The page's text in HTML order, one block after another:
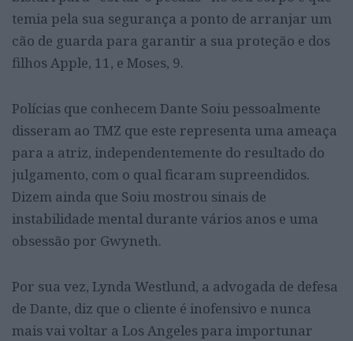
temia pela sua segurança a ponto de arranjar um
cão de guarda para garantir a sua proteção e dos
filhos Apple, 11, e Moses, 9.
Polícias que conhecem Dante Soiu pessoalmente
disseram ao TMZ que este representa uma ameaça
para a atriz, independentemente do resultado do
julgamento, com o qual ficaram supreendidos.
Dizem ainda que Soiu mostrou sinais de
instabilidade mental durante vários anos e uma
obsessão por Gwyneth.
Por sua vez, Lynda Westlund, a advogada de defesa
de Dante, diz que o cliente é inofensivo e nunca
mais vai voltar a Los Angeles para importunar